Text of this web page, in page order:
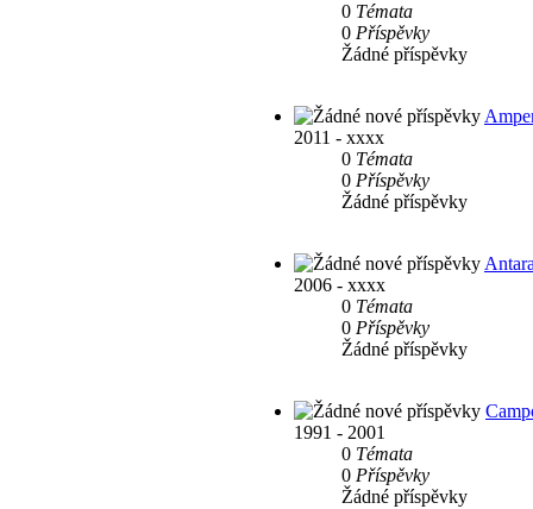
0 Témata
0 Příspěvky
Žádné příspěvky
2011 - xxxx
0 Témata
0 Příspěvky
Žádné příspěvky
2006 - xxxx
0 Témata
0 Příspěvky
Žádné příspěvky
1991 - 2001
0 Témata
0 Příspěvky
Žádné příspěvky